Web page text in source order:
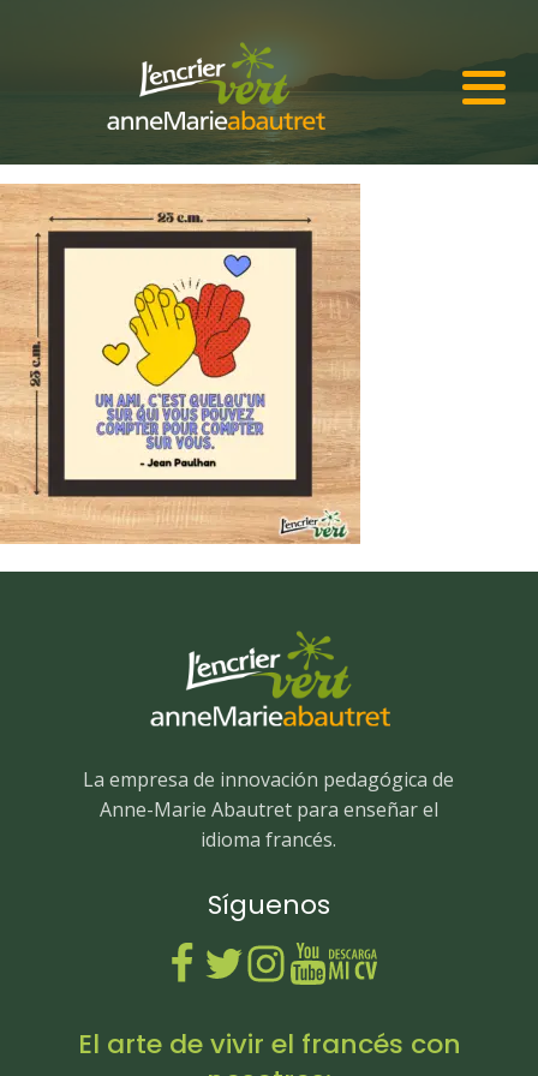
La empresa de innovación pedagógica de
Anne-Marie Abautret para enseñar el
idioma francés.
Síguenos
El arte de vivir el francés con